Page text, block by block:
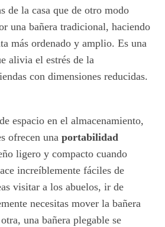
de la casa que de otro modo
una bañera tradicional, haciendo
más ordenado y amplio. Es una
alivia el estrés de la
con dimensiones reducidas.
espacio en el almacenamiento,
ofrecen una portabilidad
ligero y compacto cuando
increíblemente fáciles de
visitar a los abuelos, ir de
necesitas mover la bañera
una bañera plegable se